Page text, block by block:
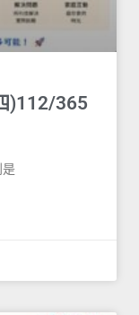
)112/365
是